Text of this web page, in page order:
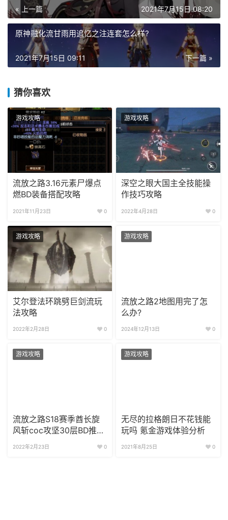
« 上一篇 2021年7月15日 08:20
原神融化流甘雨用追忆之注连套怎么样?
下一篇 »
2021年7月15日 09:11
猜你喜欢
游戏攻略
流放之路3.16元素尸爆点
燃BD装备搭配攻略
2021年11月23日 0
游戏攻略
深空之眼大国主全技能操
作技巧攻略
2022年4月28日 0
游戏攻略
艾尔登法环跳劈巨剑流玩
法攻略
2022年2月28日 0
游戏攻略
流放之路2地图用完了怎
么办?
2024年12月13日 0
游戏攻略
流放之路S18赛季酋长旋
风斩coc攻坚30层BD推荐
2022年2月23日 0
游戏攻略
无尽的拉格朗日不花钱能
玩吗 氪金游戏体验分析
2021年8月25日 0